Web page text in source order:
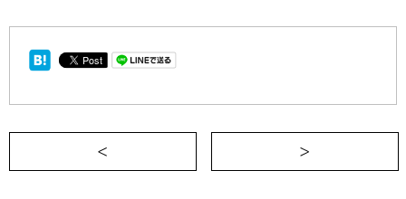
＜ そのおふくろの味はもうメイドインジ